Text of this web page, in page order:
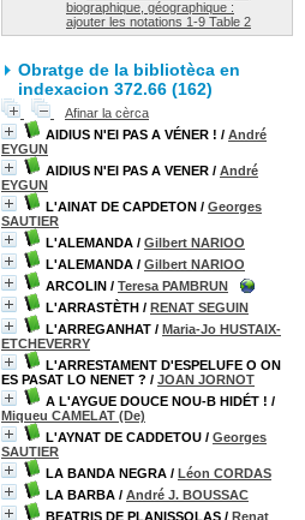
biographique, géographique :
ajouter les notations 1-9 Table 2
Obratge de la bibliotèca en
indexacion 372.66 (162)
Afinar la cèrca
AIDIUS N'EI PAS A VÉNER ! / André
EYGUN
AIDIUS N'EI PAS A VENER / André
EYGUN
L'AINAT DE CAPDETON / Georges
SAUTIER
L'ALEMANDA / Gilbert NARIOO
L'ALEMANDA / Gilbert NARIOO
ARCOLIN / Teresa PAMBRUN
L'ARRASTÈTH / RENAT SEGUIN
L'ARREGANHAT / Maria-Jo HUSTAIX-
ETCHEVERRY
L'ARRESTAMENT D'ESPELUFE O ON
ES PASAT LO NENET ? / JOAN JORNOT
A L'AYGUE DOUCE NOU-B HIDÉT ! /
Miqueu CAMELAT (De)
L'AYNAT DE CADDETOU / Georges
SAUTIER
LA BANDA NEGRA / Léon CORDAS
LA BARBA / André J. BOUSSAC
BEATRIS DE PLANISSOLAS / Renat